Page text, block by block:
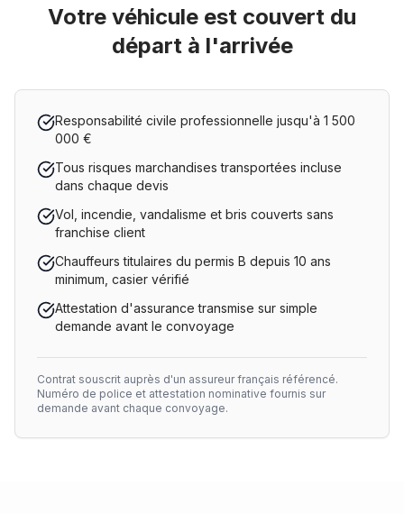
Votre véhicule est couvert du
départ à l'arrivée
Responsabilité civile professionnelle jusqu'à 1 500
000 €
Tous risques marchandises transportées incluse
dans chaque devis
Vol, incendie, vandalisme et bris couverts sans
franchise client
Chauffeurs titulaires du permis B depuis 10 ans
minimum, casier vérifié
Attestation d'assurance transmise sur simple
demande avant le convoyage
Contrat souscrit auprès d'un assureur français référencé.
Numéro de police et attestation nominative fournis sur
demande avant chaque convoyage.